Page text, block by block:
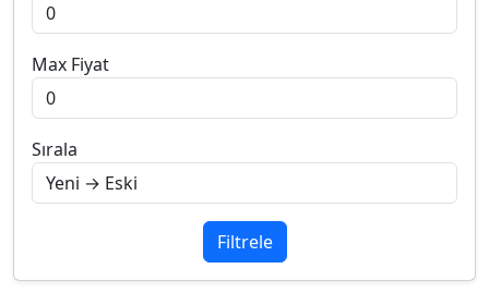
Max Fiyat
Sırala
Filtrele